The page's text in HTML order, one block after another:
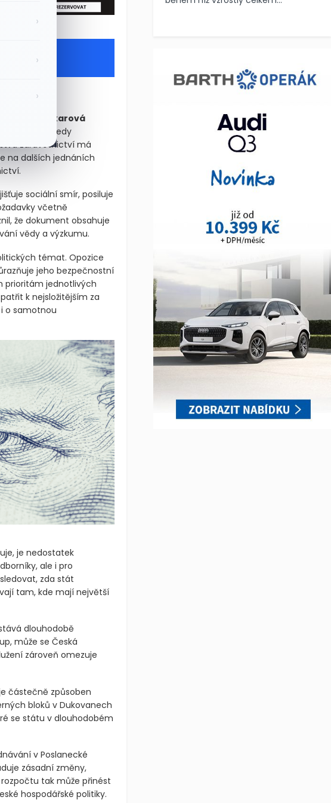
›
›
›
Markéta Pekarová
stranu – tedy
zdravotnictví má
na dalších jednáních
sociální smír, posiluje
včetně
že dokument obsahuje
vědy a výzkumu.
témat. Opozice
jeho bezpečnostní
prioritám jednotlivých
k nejsložitějším za
o samotnou
je nedostatek
ale i pro
zda stát
tam, kde mají největší
dlouhodobě
může se Česká
zároveň omezuje
částečně způsoben
bloků v Dukovanech
se státu v dlouhodobém
v Poslanecké
zásadní změny,
tak může přinést
hospodářské politiky.